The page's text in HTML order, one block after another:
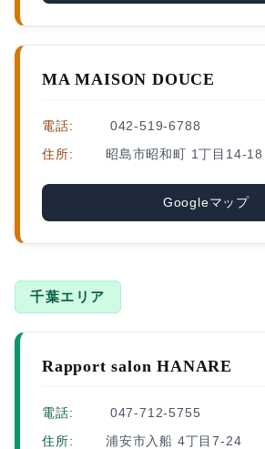
MA MAISON DOUCE
電話:
042-519-6788
住所:
昭島市昭和町 1丁目14-
Googleマップ
千葉エリア
Rapport salon HANARE
電話:
047-712-5755
住所:
浦安市入船 4丁目7-24